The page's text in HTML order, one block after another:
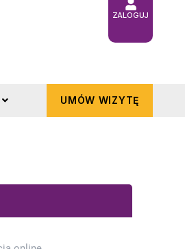
ZALOGUJ
UMÓW WIZYTĘ